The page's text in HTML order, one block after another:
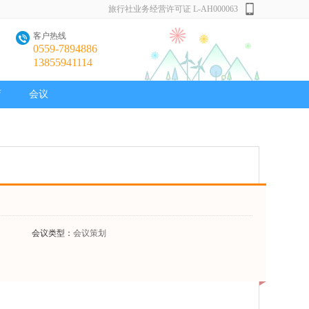
旅行社业务经营许可证 L-AH000063
客户热线
0559-7894886
13855941114
会议
会议类型： 会议策划